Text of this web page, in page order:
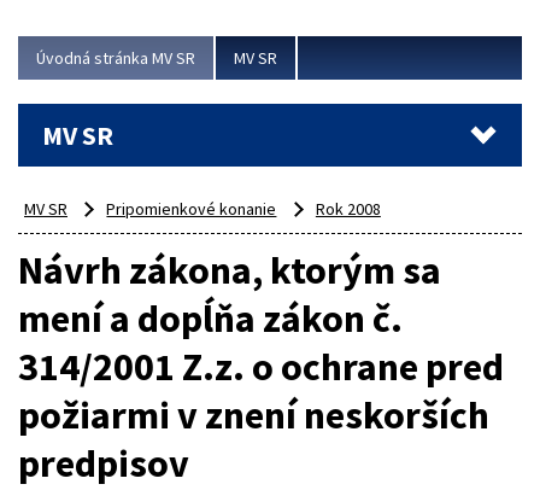
Úvodná stránka MV SR MV SR
MV SR
MV SR Pripomienkové konanie Rok 2008
Návrh zákona, ktorým sa
mení a dopĺňa zákon č.
314/2001 Z.z. o ochrane pred
požiarmi v znení neskorších
predpisov